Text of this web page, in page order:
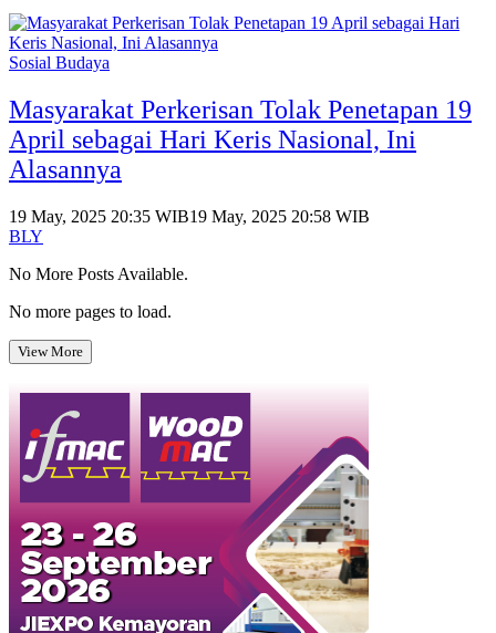
Sosial Budaya
Masyarakat Perkerisan Tolak Penetapan 19
April sebagai Hari Keris Nasional, Ini
Alasannya
19 May, 2025 20:35 WIB19 May, 2025 20:58 WIB
BLY
No More Posts Available.
No more pages to load.
View More